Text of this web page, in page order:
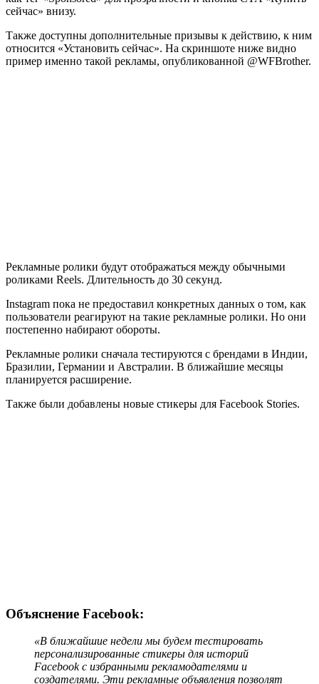
сейчас» внизу.
Также доступны дополнительные призывы к действию, к ним
относится «Установить сейчас». На скриншоте ниже видно
пример именно такой рекламы, опубликованной @WFBrother.
Рекламные ролики будут отображаться между обычными
роликами Reels. Длительность до 30 секунд.
Instagram пока не предоставил конкретных данных о том, как
пользователи реагируют на такие рекламные ролики. Но они
постепенно набирают обороты.
Рекламные ролики сначала тестируются с брендами в Индии,
Бразилии, Германии и Австралии. В ближайшие месяцы
планируется расширение.
Также были добавлены новые стикеры для Facebook Stories.
Объяснение Facebook:
«В ближайшие недели мы будем тестировать
персонализированные стикеры для историй
Facebook с избранными рекламодателями и
создателями. Эти рекламные объявления позволят